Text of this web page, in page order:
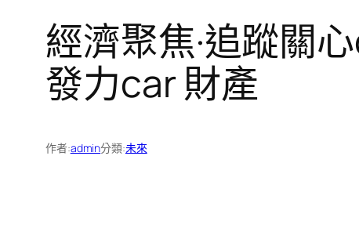
經濟聚焦·追蹤關
發力car 財產
作者:admin分類:未來